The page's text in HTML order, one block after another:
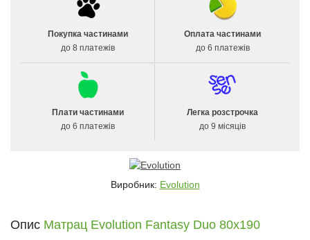
Покупка частинами
до 8 платежів
Оплата частинами
до 6 платежів
Плати частинами
до 6 платежів
Легка розстрочка
до 9 місяців
Виробник: Evolution
Опис Матрац Evolution Fantasy Duo 80х190